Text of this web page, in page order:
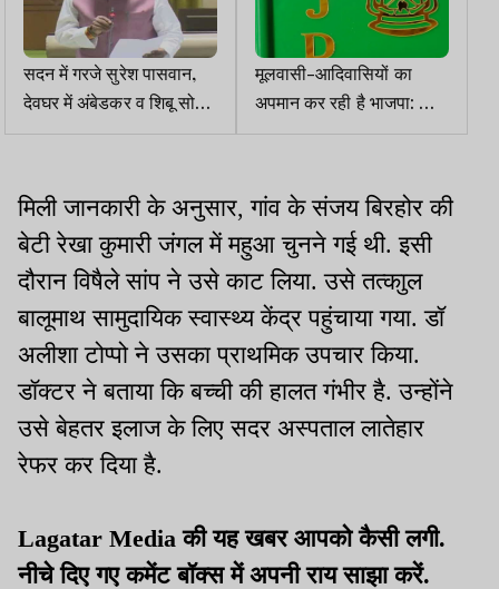
सदन में गरजे सुरेश पासवान,
देवघर में अंबेडकर व शिबू सोरेन
के नाम पर मेडिकल कॉलेज की
मूलवासी-आदिवासियों का
अपमान कर रही है भाजपा: डॉ.
मनोज कुमार
मिली जानकारी के अनुसार, गांव के संजय बिरहोर की
बेटी रेखा कुमारी जंगल में महुआ चुनने गई थी. इसी
दौरान विषैले सांप ने उसे काट लिया. उसे तत्काुल
बालूमाथ सामुदायिक स्वास्थ्य केंद्र पहुंचाया गया. डॉ
अलीशा टोप्पो ने उसका प्राथमिक उपचार किया.
डॉक्टर ने बताया कि बच्ची की हालत गंभीर है. उन्होंने
उसे बेहतर इलाज के लिए सदर अस्पताल लातेहार
रेफर कर दिया है.
Lagatar Media की यह खबर आपको कैसी लगी.
नीचे दिए गए कमेंट बॉक्स में अपनी राय साझा करें.